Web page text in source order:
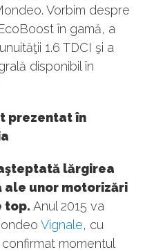
Vorbim despre
în gamă, a
1.6 TDCI şi a
disponibil în
prezentat în
lărgirea
unor motorizări
top. Anul 2015 va
Vignale, cu
momentul